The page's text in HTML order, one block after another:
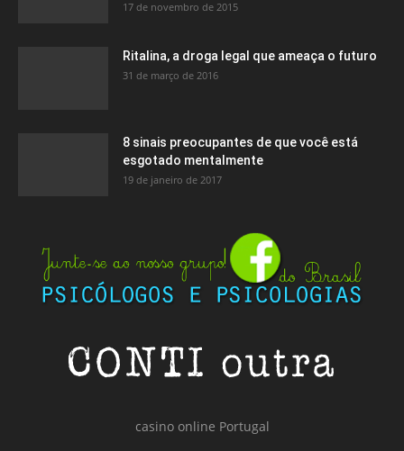
17 de novembro de 2015
Ritalina, a droga legal que ameaça o futuro
31 de março de 2016
8 sinais preocupantes de que você está
esgotado mentalmente
19 de janeiro de 2017
casino online Portugal